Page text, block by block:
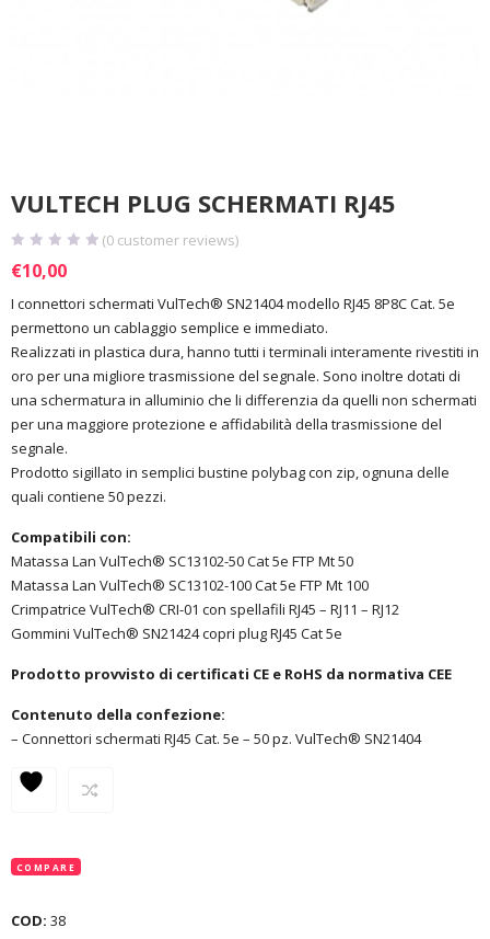
VULTECH PLUG SCHERMATI RJ45
(0 customer reviews)
€10,00
I connettori schermati VulTech® SN21404 modello RJ45 8P8C Cat. 5e
permettono un cablaggio semplice e immediato.
Realizzati in plastica dura, hanno tutti i terminali interamente rivestiti in
oro per una migliore trasmissione del segnale. Sono inoltre dotati di
una schermatura in alluminio che li differenzia da quelli non schermati
per una maggiore protezione e affidabilità della trasmissione del
segnale.
Prodotto sigillato in semplici bustine polybag con zip, ognuna delle
quali contiene 50 pezzi.
Compatibili con:
Matassa Lan VulTech® SC13102-50 Cat 5e FTP Mt 50
Matassa Lan VulTech® SC13102-100 Cat 5e FTP Mt 100
Crimpatrice VulTech® CRI-01 con spellafili RJ45 – RJ11 – RJ12
Gommini VulTech® SN21424 copri plug RJ45 Cat 5e
Prodotto provvisto di certificati CE e RoHS da normativa CEE
Contenuto della confezione:
– Connettori schermati RJ45 Cat. 5e – 50 pz. VulTech® SN21404
COMPARE
COD: 38